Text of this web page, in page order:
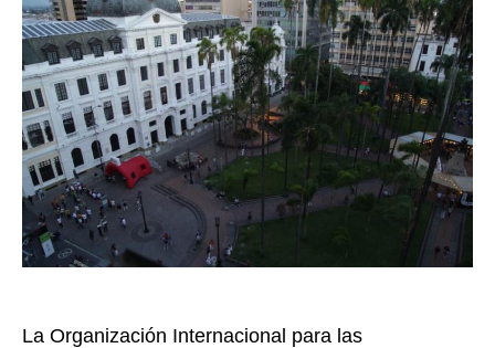
de
la
su
en
la
La Organización Internacional para las